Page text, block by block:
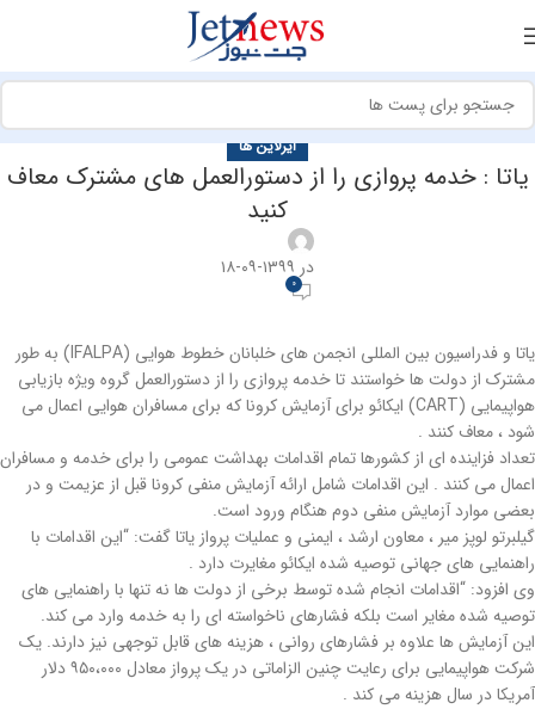
ایرلاین ها
یاتا : خدمه پروازی را از دستورالعمل های مشترک معاف
کنید
در ۱۳۹۹-۰۹-۱۸
0
یاتا و فدراسیون بین المللی انجمن های خلبانان خطوط هوایی (IFALPA) به طور
مشترک از دولت ها خواستند تا خدمه پروازی را از دستورالعمل گروه ویژه بازیابی
هواپیمایی (CART) ایکائو برای آزمایش کرونا که برای مسافران هوایی اعمال می
شود ، معاف کنند .
تعداد فزاینده ای از کشورها تمام اقدامات بهداشت عمومی را برای خدمه و مسافران
اعمال می کنند . این اقدامات شامل ارائه آزمایش منفی کرونا قبل از عزیمت و در
بعضی موارد آزمایش منفی دوم هنگام ورود است.
گیلبرتو لوپز میر ، معاون ارشد ، ایمنی و عملیات پرواز یاتا گفت: “این اقدامات با
راهنمایی های جهانی توصیه شده ایكائو مغایرت دارد .
وی افزود: “اقدامات انجام شده توسط برخی از دولت ها نه تنها با راهنمایی های
توصیه شده مغایر است بلکه فشارهای ناخواسته ای را به خدمه وارد می كند.
این آزمایش ها علاوه بر فشارهای روانی ، هزینه های قابل توجهی نیز دارند. یک
شرکت هواپیمایی برای رعایت چنین الزاماتی در یک پرواز معادل ۹۵۰،۰۰۰ دلار
آمریکا در سال هزینه می کند .